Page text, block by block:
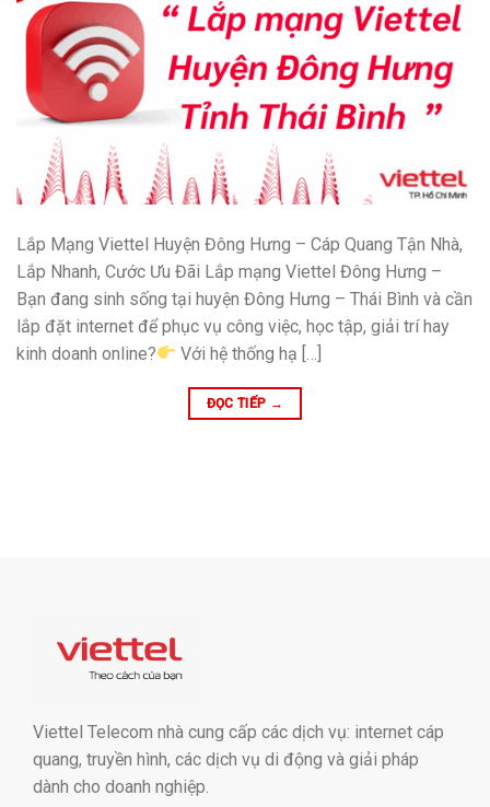
Lắp Mạng Viettel Huyện Đông Hưng – Cáp Quang Tận Nhà,
Lắp Nhanh, Cước Ưu Đãi Lắp mạng Viettel Đông Hưng –
Bạn đang sinh sống tại huyện Đông Hưng – Thái Bình và cần
lắp đặt internet để phục vụ công việc, học tập, giải trí hay
kinh doanh online?
Với hệ thống hạ […]
ĐỌC TIẾP →
Viettel Telecom nhà cung cấp các dịch vụ: internet cáp
quang, truyền hình, các dịch vụ di động và giải pháp
dành cho doanh nghiệp.